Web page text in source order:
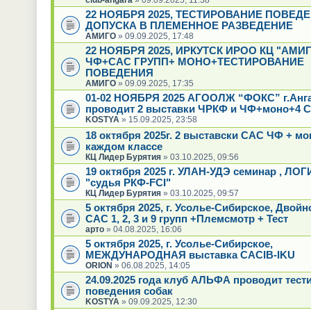
22 НОЯБРЯ 2025, ТЕСТИРОВАНИЕ
ДОПУСКА В ПЛЕМЕННОЕ РАЗВЕДЕНИЕ
АМИГО» 09.09.2025, 17:48
22 НОЯБРЯ 2025, ИРКУТСК ИРОО КЦ
ЧФ+САС ГРУПП+ МОНО+ТЕСТИРОВАНИЕ
ПОВЕДЕНИЯ
АМИГО» 09.09.2025, 17:35
01-02 НОЯБРЯ 2025 АГООЛЖ “ФОКС”
проводит 2 выставки ЧРКФ и ЧФ+моно+4
KOSTYA » 15.09.2025, 23:58
18 октября 2025г. 2 выставски САС ЧФ +
каждом классе
КЦ Лидер Бурятия» 03.10.2025, 09:56
19 октября 2025 г. УЛАН-УДЭ семинар ,
"судья РКФ-FCI"
КЦ Лидер Бурятия» 03.10.2025, 09:57
5 октября 2025, г. Усолье-Сибирское,
САС 1, 2, 3 и 9 групп +Племсмотр + Тест
арто» 04.08.2025, 16:06
5 октября 2025, г. Усолье-Сибирское,
МЕЖДУНАРОДНАЯ выставка CACIB-IKU
ORION » 06.08.2025, 14:05
24.09.2025 года клуб АЛЬФА проводит
поведения собак
KOSTYA » 09.09.2025, 12:30